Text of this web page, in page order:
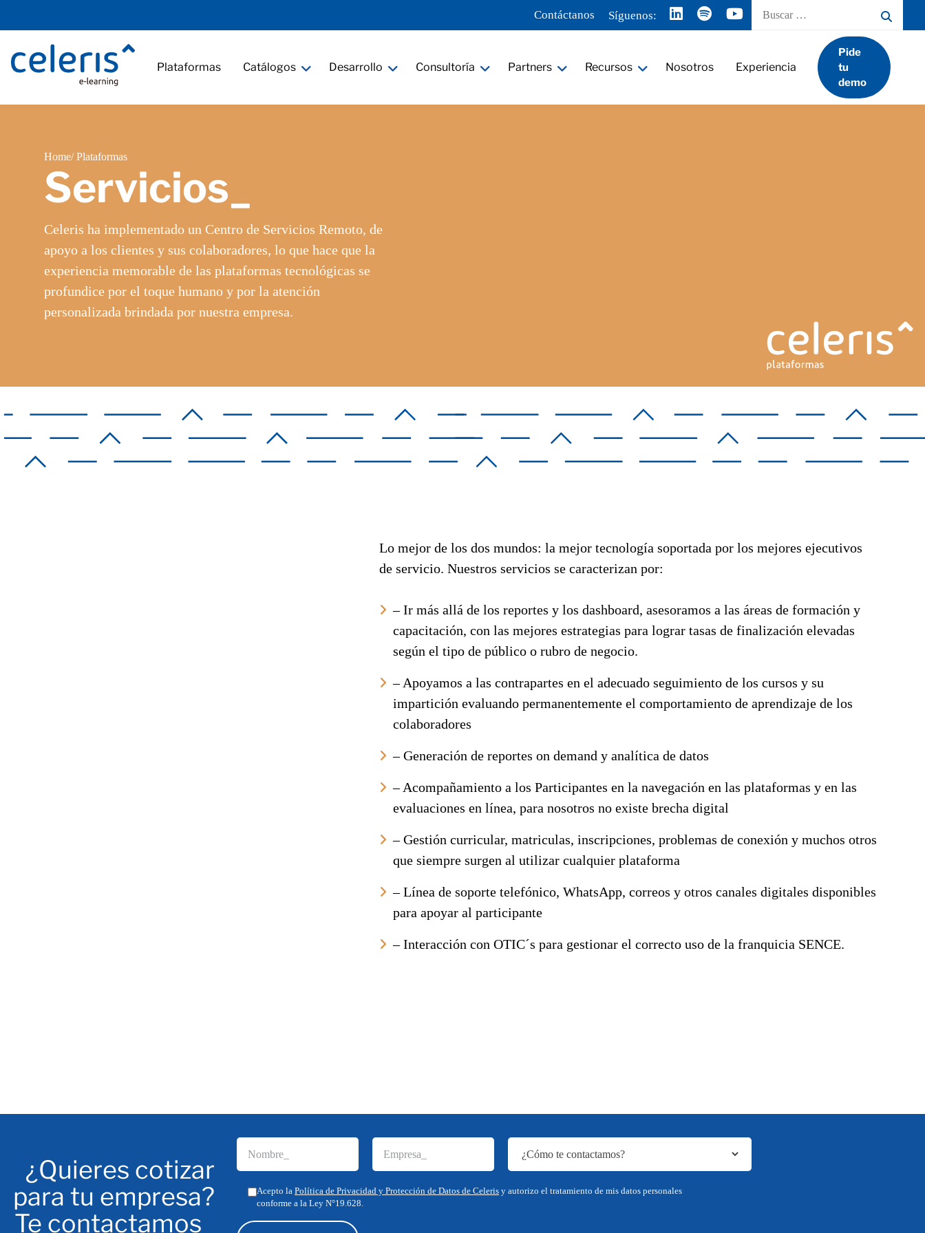
Contáctanos Síguenos:
Buscar
Plataformas Catálogos Desarrollo Consultoría Partners Recursos Nosotros Experiencia
Pide
tu
demo
Home/ Plataformas
Servicios_
Celeris ha implementado un Centro de Servicios Remoto, de
apoyo a los clientes y sus colaboradores, lo que hace que la
experiencia memorable de las plataformas tecnológicas se
profundice por el toque humano y por la atención
personalizada brindada por nuestra empresa.
Lo mejor de los dos mundos: la mejor tecnología soportada por los mejores ejecutivos
de servicio. Nuestros servicios se caracterizan por:
– Ir más allá de los reportes y los dashboard, asesoramos a las áreas de formación y
capacitación, con las mejores estrategias para lograr tasas de finalización elevadas
según el tipo de público o rubro de negocio.
– Apoyamos a las contrapartes en el adecuado seguimiento de los cursos y su
impartición evaluando permanentemente el comportamiento de aprendizaje de los
colaboradores
– Generación de reportes on demand y analítica de datos
– Acompañamiento a los Participantes en la navegación en las plataformas y en las
evaluaciones en línea, para nosotros no existe brecha digital
– Gestión curricular, matriculas, inscripciones, problemas de conexión y muchos otros
que siempre surgen al utilizar cualquier plataforma
– Línea de soporte telefónico, WhatsApp, correos y otros canales digitales disponibles
para apoyar al participante
– Interacción con OTIC´s para gestionar el correcto uso de la franquicia SENCE.
¿Quieres cotizar
para tu empresa?
Te contactamos_
Acepto la Política de Privacidad y Protección de Datos de Celeris y autorizo el tratamiento de mis datos personales
conforme a la Ley N°19.628.